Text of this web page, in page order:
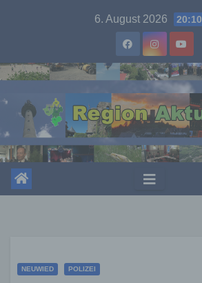
6. August 2026 20:10
NEUWIED POLIZEI